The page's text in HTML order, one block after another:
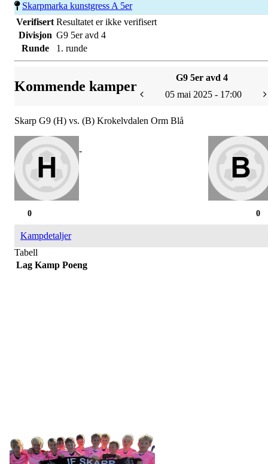
Skarpmarka kunstgress A 5er
Verifisert Resultatet er ikke verifisert
Divisjon G9 5er avd 4
Runde
1. runde
Kommende kamper
G9 5er avd 4
05 mai 2025 - 17:00
Skarp G9 (H) vs. (B) Krokelvdalen Orm Blå
-
0
0
Kampdetaljer
Tabell
Lag Kamp Poeng